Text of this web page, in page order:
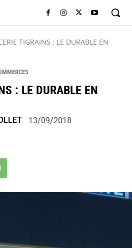
TIGRAINS : LE DURABLE EN
: LE DURABLE EN
13/09/2018